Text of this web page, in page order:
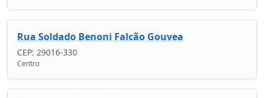
Rua Soldado Benoni Falcão Gouvea
CEP: 29016-330
Centro